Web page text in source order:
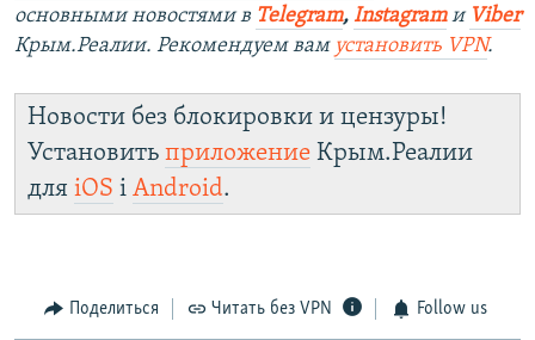
основными новостями в Telegram, Instagramи Viber
Крым.Реалии. Рекомендуем вам установить VPN.
Новости без блокировки и цензуры!
Установить приложение Крым.Реалии
для iOS і Android.
Поделиться Читать без VPN Follow us